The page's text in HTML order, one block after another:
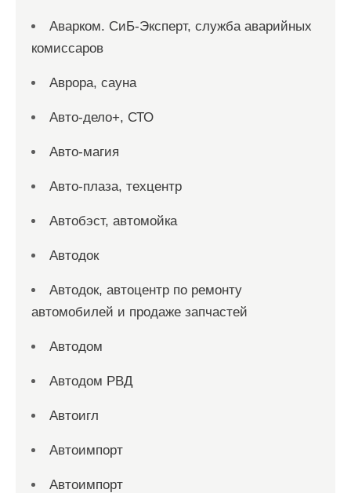
Аварком. СиБ-Эксперт, служба аварийных
комиссаров
Аврора, сауна
Авто-дело+, СТО
Авто-магия
Авто-плаза, техцентр
Автобэст, автомойка
Автодок
Автодок, автоцентр по ремонту
автомобилей и продаже запчастей
Автодом
Автодом РВД
Автоигл
Автоимпорт
Автоимпорт